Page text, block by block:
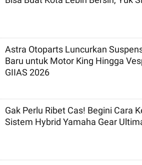
Astra Otoparts Luncurkan
Baru untuk Motor King Hingga
GIIAS 2026
Gak Perlu Ribet Cas! Begini Cara
Sistem Hybrid Yamaha Gear